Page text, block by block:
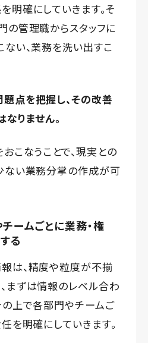
明確にしていきます。そ
の管理職からスタッフに
ない、業務を洗い出すこ
点を把握し、その改善
りません。
こなうことで、現実との
ない業務分掌の作成が可
ームごとに業務・権
る
は、精度や粒度が不揃
まずは情報のレベル合わ
の上で各部門やチームご
を明確にしていきます。